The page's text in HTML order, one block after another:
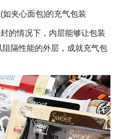
夹心面包)的充气包装
的情况下，内层能够让包装
隔性能的外层，成就充气包